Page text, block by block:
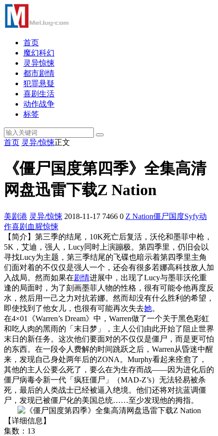
首页
魔幻科幻
灵异惊悚
都市剧情
犯罪悬疑
喜剧生活
动作战争
标签
首页 灵异/惊悚正文
《僵尸国度第四季》全集高清
网盘迅雷下载Z Nation
美剧港 灵异/惊悚 2018-11-17 7466 0 Z Nation僵尸国度Syfy动
作喜剧 血腥惊悚
【简介】第三季的结尾，10K死亡后复活，沃伦和墨菲中枪，
5K，艾迪，强人，Lucy同时上演蹦极。第四季里，仍旧会以
寻找Lucy为主题，第三季结尾的飞碟也暗示着第四季里主角
们面对着的不仅仅是强人一个，还会有很多若娜高科技敌人加
入战局。然而如果在剧情进展中，出现了Lucy与墨菲沃伦重
逢的局面时，为了刻画墨菲人物的性格，很有可能令他再度反
水，然后用一己之力对抗若娜。然而却没有什么胜利的希望，
即使找到了他女儿，也很有可能再次失去她。
在4×01《Warren’s Dream》中，Warren做了一个关于黑色彩虹
和吃人肉的黑雨的「末日梦」，主人公们由此开始了阻止世界
末日的新任务。这次他们要面对的不仅仅是僵尸，而是更可怕
的东西。在一段令人费解的时间跳跃之后，Warren从昏迷中醒
来，发现自己身处两年后的ZONA。Murphy看起来痊愈了，
其他的主人公要么死了，要么在为生存而战——因为进化后的
僵尸病毒令新一代「疯狂僵尸」（MAD-Z’s）无法轻易被杀
死，最后的人类战士已经被逼入绝境。他们还将对抗蓝调僵
尸，发现已被僵尸化的美国总统……至少发现他的拇指。
【详细信息】
集数：13